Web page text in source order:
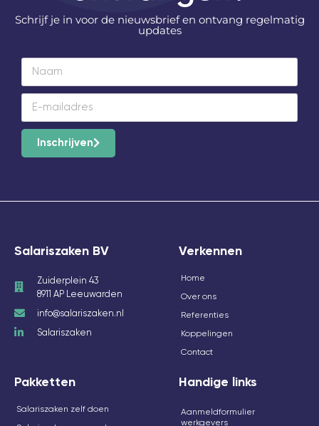
Schrijf je in voor de nieuwsbrief en ontvang regelmatig
updates
Inschrijven
Salariszaken BV
Zuiderplein 43
8911 AP Leeuwarden
info@salariszaken.nl
Salariszaken
Verkennen
Home
Over ons
Referenties
Koppelingen
Contact
Pakketten
Salariszaken zelf doen
Handige links
Aanmeldformulier
werkgevers